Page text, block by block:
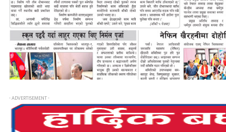
- ADVERTISEMENT -